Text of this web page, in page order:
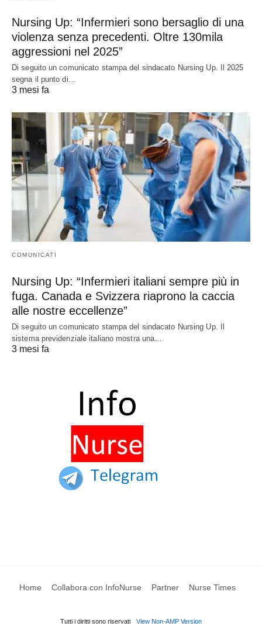
Nursing Up: “Infermieri sono bersaglio di una
violenza senza precedenti. Oltre 130mila
aggressioni nel 2025”
Di seguito un comunicato stampa del sindacato Nursing Up. Il 2025
segna il punto di…
3 mesi fa
COMUNICATI
Nursing Up: “Infermieri italiani sempre più in
fuga. Canada e Svizzera riaprono la caccia
alle nostre eccellenze”
Di seguito un comunicato stampa del sindacato Nursing Up. Il
sistema previdenziale italiano mostra una…
3 mesi fa
Home Collabora con InfoNurse Partner Nurse Times
Tutti i diritti sono riservati View Non-AMP Version